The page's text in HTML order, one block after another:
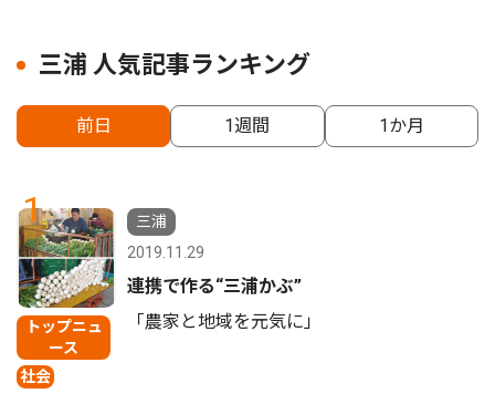
三浦 人気記事ランキング
前日 1週間 1か月
1
トップニュ
ース
社会
三浦
2019.11.29
連携で作る“三浦かぶ”
「農家と地域を元気に」